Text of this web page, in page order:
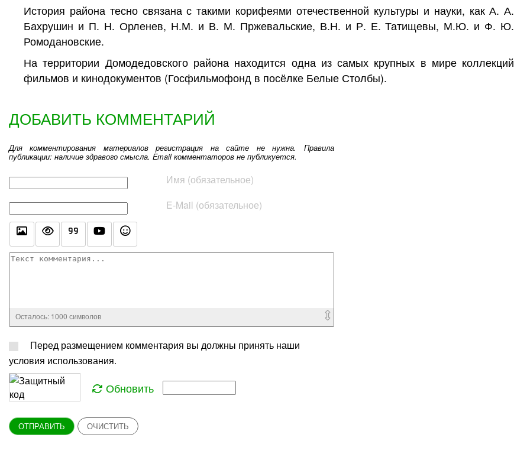
История района тесно связана с такими корифеями отечественной культуры и науки, как А. А.
Бахрушин и П. Н. Орленев, Н.М. и В. М. Пржевальские, В.Н. и Р. Е. Татищевы, М.Ю. и Ф. Ю.
Ромодановские.
На территории Домодедовского района находится одна из самых крупных в мире коллекций
фильмов и кинодокументов (Госфильмофонд в посёлке Белые Столбы).
ДОБАВИТЬ КОММЕНТАРИЙ
Для комментирования материалов регистрация на сайте не нужна. Правила
публикации: наличие здравого смысла. Email комментаторов не публикуется.
Имя (обязательное)
E-Mail (обязательное)
Текст комментария
Осталось: 1000 символов
Перед размещением комментария вы должны принять наши
условия использования.
Обновить
ОТПРАВИТЬ ОЧИСТИТЬ